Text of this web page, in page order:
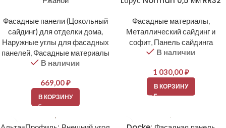
Фасадные панели (Цокольный
сайдинг) для отделки дома,
Наружные углы для фасадных
панелей, Фасадные материалы
В наличии
669,00₽
В КОРЗИНУ
Фасадные материалы,
Металлический сайдинг и
софит, Панель сайдинга
В наличии
1 030,00₽
В КОРЗИНУ